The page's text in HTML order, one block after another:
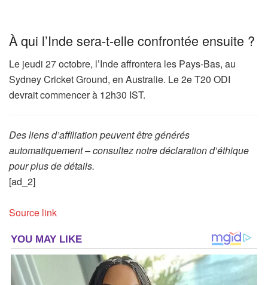
À qui l’Inde sera-t-elle confrontée ensuite ?
Le jeudi 27 octobre, l’Inde affrontera les Pays-Bas, au
Sydney Cricket Ground, en Australie. Le 2e T20 ODI
devrait commencer à 12h30 IST.
Des liens d’affiliation peuvent être générés
automatiquement – consultez notre déclaration d’éthique
pour plus de détails.
[ad_2]
Source link